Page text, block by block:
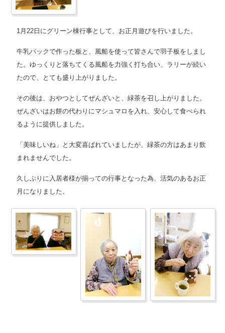
1月22日にグリーン棟行事として、お正月遊びを行いました。
牛乳パックで作った板と、風船を使って皆さんで羽子板をしまし
た。ゆっくりと落ちてくる風船を力強く打ち合い、ラリーが続い
たので、とても盛り上がりました。
その後は、おやつとしてぜんざいと、緑茶を召し上がりました。
ぜんざいはお餅の代わりにマシュマロを入れ、安心して食べられ
るように提供しました。
「美味しいね」と大変喜ばれていましたが、緑茶の方はあまり飲
まれませんでした。
久しぶりに入居者様が揃っての行事となった為、活気のあるお正
月になりました。